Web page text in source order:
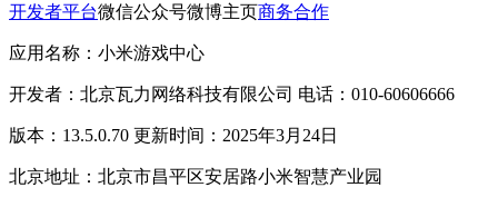
开发者平台微信公众号微博主页商务合作
应用名称：小米游戏中心
开发者：北京瓦力网络科技有限公司 电话：010-60606666
版本：13.5.0.70 更新时间：2025年3月24日
北京地址：北京市昌平区安居路小米智慧产业园